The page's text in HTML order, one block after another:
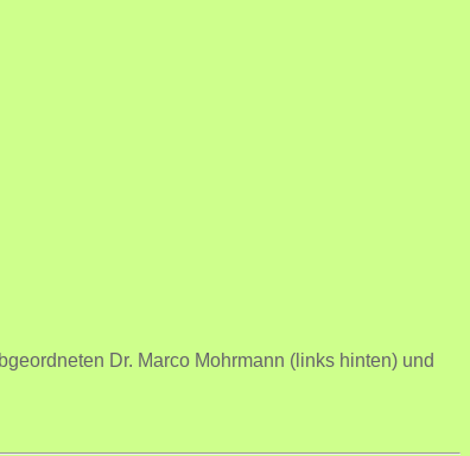
Dr. Marco Mohrmann (links hinten) und